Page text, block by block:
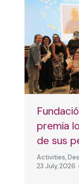
premia
de sus
Activities,
23 July, 2026